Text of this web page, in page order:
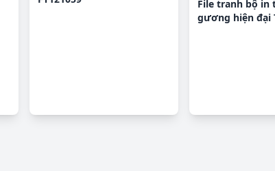
File tranh bộ in
gương hiện đại